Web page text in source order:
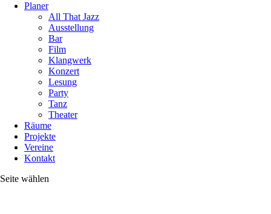
Planer
All That Jazz
Ausstellung
Bar
Film
Klangwerk
Konzert
Lesung
Party
Tanz
Theater
Räume
Projekte
Vereine
Kontakt
Seite wählen